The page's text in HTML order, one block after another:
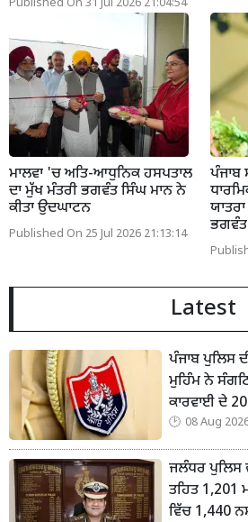
Published On 31 Jul 2026 21:04:54
ਮਾਲਵਾ 'ਚ ਅਤਿ-ਆਧੁਨਿਕ ਹਸਪਤਾਲ
ਦਾ ਮੁੱਖ ਮੰਤਰੀ ਭਗਵੰਤ ਸਿੰਘ ਮਾਨ ਨੇ
ਕੀਤਾ ਉਦਘਾਟਨ
Published On 25 Jul 2026 21:13:14
ਪੰਜਾਬ
ਭਗਵੰਤ
Latest
ਪੰਜਾਬ ਪੁਲਿਸ
ਮੁਹਿੰਮ ਨੇ
ਕਾਰਵਾਈ ਦੇ
08 Aug
ਜਲੰਧਰ ਪੁਲਿਸ
ਤਹਿਤ 1,201
ਵਿੱਚ 1,440